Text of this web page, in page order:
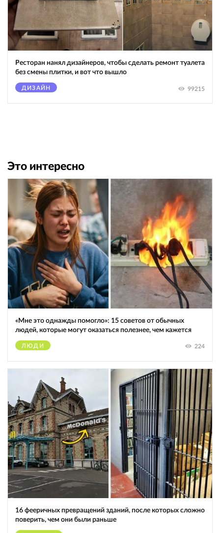
Ресторан нанял дизайнеров, чтобы сделать ремонт туалета
без смены плитки, и вот что вышло
ДИЗАЙН 99215
Это интересно
«Мне это однажды помогло»: 15 советов от обычных
людей, которые могут оказаться полезнее, чем кажется
ЛЮДИ 224
16 фееричных превращений зданий, после которых сложно
поверить, чем они были раньше